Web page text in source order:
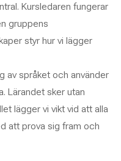
Kursledaren fungerar
gruppens
styr hur vi lägger
av språket och använder
Lärandet sker utan
lägger vi vikt vid att alla
att prova sig fram och